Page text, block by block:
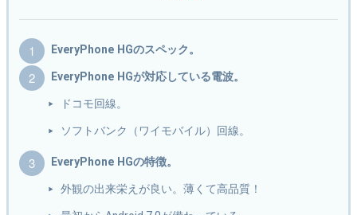
EveryPhone HGのスペック。
EveryPhone HGが対応している電波。
ドコモ回線。
ソフトバンク（ワイモバイル）回線。
EveryPhone HGの特徴。
外観の出来栄えが良い。薄くて高品質！